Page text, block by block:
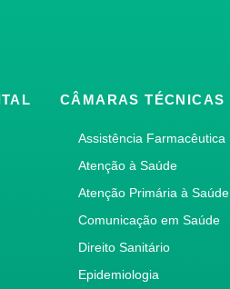
CÂMARAS TÉCNICAS
Assistência Farmacêutica
Atenção à Saúde
Atenção Primária à Saúde
Comunicação em Saúde
Direito Sanitário
Epidemiologia